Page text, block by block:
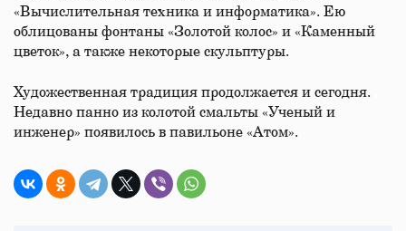
«Вычислительная техника и информатика». Ею
облицованы фонтаны «Золотой колос» и «Каменный
цветок», а также некоторые скульптуры.
Художественная традиция продолжается и сегодня.
Недавно панно из колотой смальты «Ученый и
инженер» появилось в павильоне «Атом».